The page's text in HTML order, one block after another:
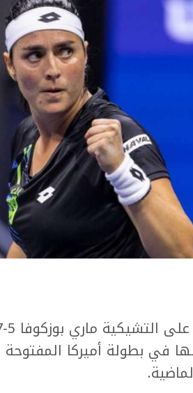
في بطولة أميركا المفتوحة